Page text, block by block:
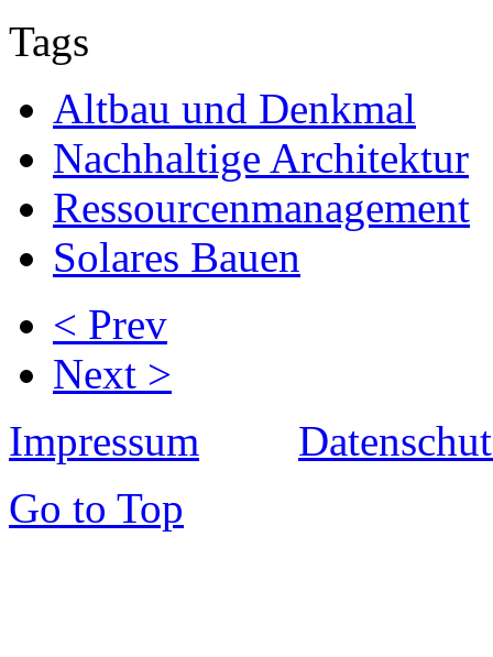
Tags
Altbau und Denkmal
Nachhaltige Architektur
Ressourcenmanagement
Solares Bauen
< Prev
Next >
Impressum
Go to Top